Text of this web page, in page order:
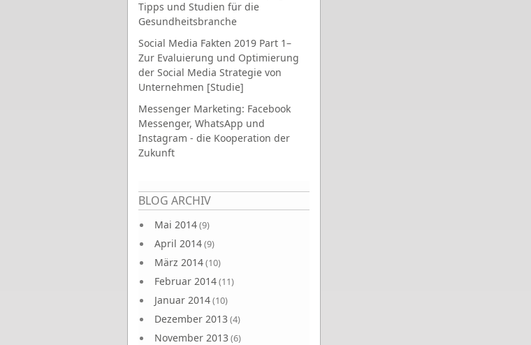
Tipps und Studien für die
Gesundheitsbranche
Social Media Fakten 2019 Part 1–
Zur Evaluierung und Optimierung
der Social Media Strategie von
Unternehmen [Studie]
Messenger Marketing: Facebook
Messenger, WhatsApp und
Instagram - die Kooperation der
Zukunft
BLOG ARCHIV
Mai 2014(9)
April 2014(9)
März 2014(10)
Februar 2014(11)
Januar 2014(10)
Dezember 2013 (4)
November 2013 (6)
Seiten